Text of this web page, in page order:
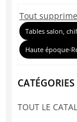
Tout
Tables salon,
Haute époque-
CATÉGORIES
TOUT LE